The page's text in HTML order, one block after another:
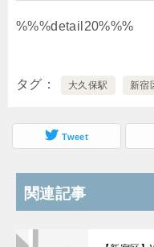
%%%detail20%%%
タグ 大久保駅 新宿
Tweet
関連記事